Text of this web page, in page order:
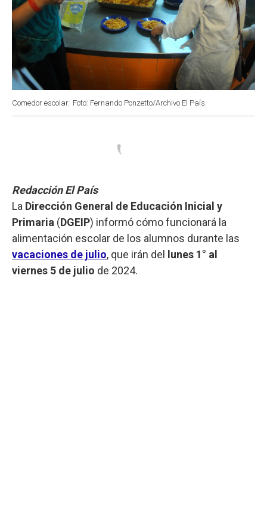
Comedor escolar. Foto: Fernando Ponzetto/Archivo El País.
Redacción El País
La Dirección General de Educación Inicial y
Primaria (DGEIP) informó cómo funcionará la
alimentación escolar de los alumnos durante las
vacaciones de julio, que irán del
lunes 1° al
viernes 5 de julio de 2024.